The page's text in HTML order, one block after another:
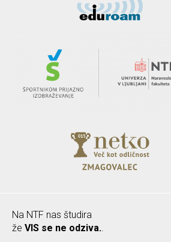
Na NTF nas študira
že VIS se ne odziva..